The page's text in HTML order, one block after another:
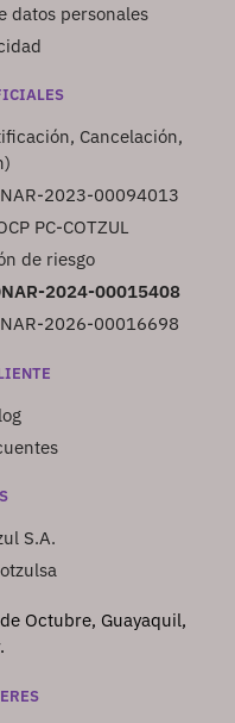
datos personales
Cancelación,
2023-00094013
PC-COTZUL
de riesgo
2024-00015408
2026-00016698
S.A.
Octubre, Guayaquil,